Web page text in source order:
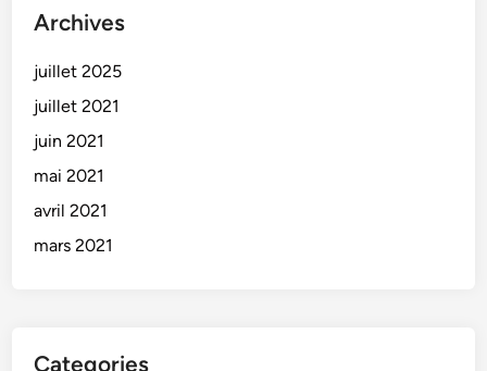
Archives
juillet 2025
juillet 2021
juin 2021
mai 2021
avril 2021
mars 2021
Categories